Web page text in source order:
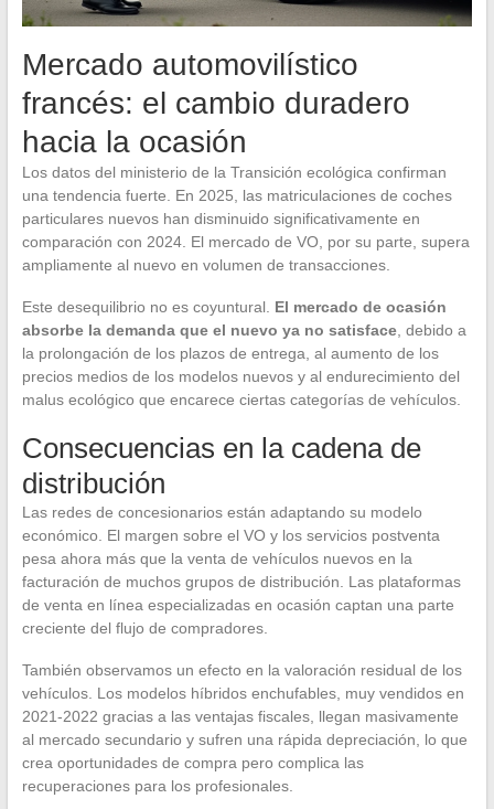
Mercado automovilístico
francés: el cambio duradero
hacia la ocasión
Los datos del ministerio de la Transición ecológica confirman
una tendencia fuerte. En 2025, las matriculaciones de coches
particulares nuevos han disminuido significativamente en
comparación con 2024. El mercado de VO, por su parte, supera
ampliamente al nuevo en volumen de transacciones.
Este desequilibrio no es coyuntural. El mercado de ocasión
absorbe la demanda que el nuevo ya no satisface, debido a
la prolongación de los plazos de entrega, al aumento de los
precios medios de los modelos nuevos y al endurecimiento del
malus ecológico que encarece ciertas categorías de vehículos.
Consecuencias en la cadena de
distribución
Las redes de concesionarios están adaptando su modelo
económico. El margen sobre el VO y los servicios postventa
pesa ahora más que la venta de vehículos nuevos en la
facturación de muchos grupos de distribución. Las plataformas
de venta en línea especializadas en ocasión captan una parte
creciente del flujo de compradores.
También observamos un efecto en la valoración residual de los
vehículos. Los modelos híbridos enchufables, muy vendidos en
2021-2022 gracias a las ventajas fiscales, llegan masivamente
al mercado secundario y sufren una rápida depreciación, lo que
crea oportunidades de compra pero complica las
recuperaciones para los profesionales.